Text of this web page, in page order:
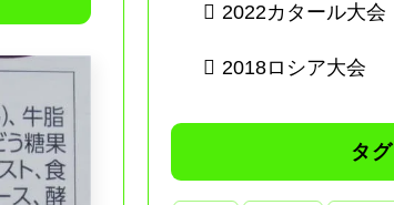
2022カタール大会
2018ロシア大会
タグ